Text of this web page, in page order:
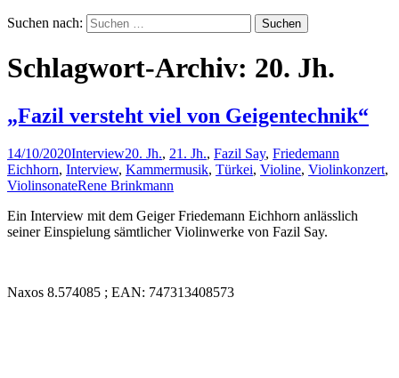
Suchen nach:
Schlagwort-Archiv: 20. Jh.
„Fazil versteht viel von Geigentechnik“
14/10/2020Interview20. Jh., 21. Jh., Fazil Say, Friedemann
Eichhorn, Interview, Kammermusik, Türkei, Violine, Violinkonzert,
ViolinsonateRene Brinkmann
Ein Interview mit dem Geiger Friedemann Eichhorn anlässlich
seiner Einspielung sämtlicher Violinwerke von Fazil Say.
Naxos 8.574085 ; EAN: 747313408573